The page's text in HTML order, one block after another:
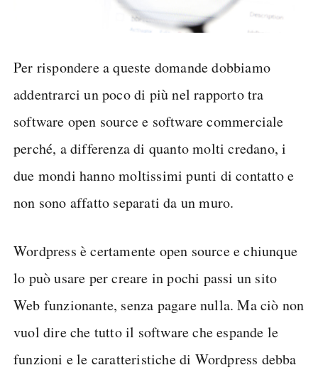
Per rispondere a queste domande dobbiamo
addentrarci un poco di più nel rapporto tra
software open source e software commerciale
perché, a differenza di quanto molti credano, i
due mondi hanno moltissimi punti di contatto e
non sono affatto separati da un muro.
Wordpress è certamente open source e chiunque
lo può usare per creare in pochi passi un sito
Web funzionante, senza pagare nulla. Ma ciò non
vuol dire che tutto il software che espande le
funzioni e le caratteristiche di Wordpress debba